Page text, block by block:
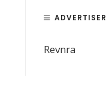
ADVERTISER
Revnra